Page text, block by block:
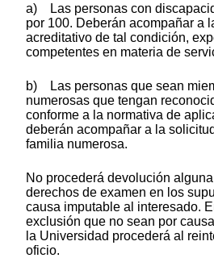
a) Las personas con
por 100. Deberán acompañar a
acreditativo de tal condición,
competentes en materia de
b) Las personas que sean
numerosas que tengan
conforme a la normativa de
deberán acompañar a la
familia numerosa.
No procederá devolución
derechos de examen en los
causa imputable al interesado.
exclusión que no sean por
la Universidad procederá al
oficio.